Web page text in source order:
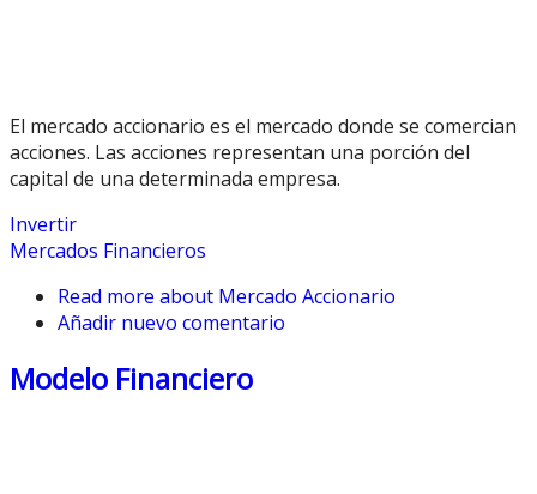
El mercado accionario es el mercado donde se comercian
acciones. Las acciones representan una porción del
capital de una determinada empresa.
Invertir
Mercados Financieros
Read more about Mercado Accionario
Añadir nuevo comentario
Modelo Financiero